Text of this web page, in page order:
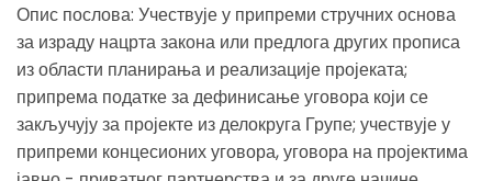
Опис послова: Учествује у припреми стручних основа
за израду нацрта закона или предлога других прописа
из области планирања и реализације пројеката;
припрема податке за дефинисање уговора који се
закључују за пројекте из делокруга Групе; учествује у
припреми концесионих уговора, уговора на пројектима